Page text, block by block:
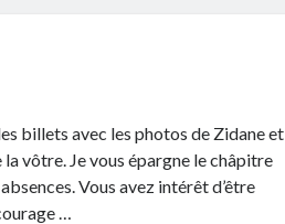
billets avec les photos de Zidane et
la vôtre. Je vous épargne le châpitre
Vous avez intérêt d’être
…